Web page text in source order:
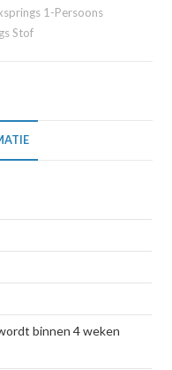
1-Persoons
Stof
binnen 4 weken